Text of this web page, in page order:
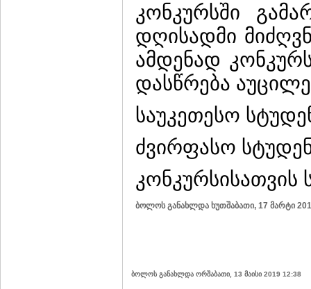
კონკურსში
დღისადმი
ამდენად
დასწრება
საუკეთესო
ძვირფასო
ბოლოს განახლდა ხუთშაბათი, 17 მარტი
ბოლოს განახლდა ორშაბათი, 13 მაისი 2019 12:38